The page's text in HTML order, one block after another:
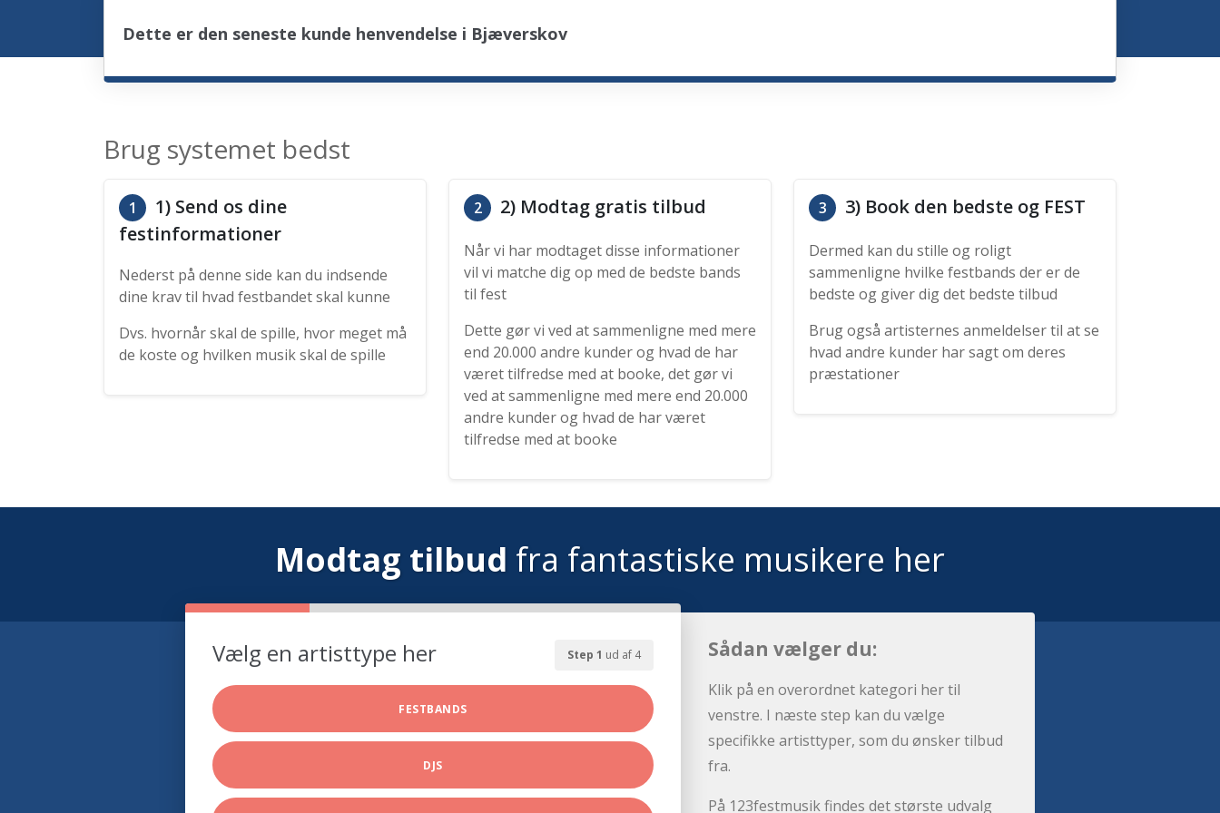
Dette er den seneste kunde henvendelse i Bjæverskov
Brug systemet bedst
1
1) Send os dine
festinformationer
Nederst på denne side kan du indsende
dine krav til hvad festbandet skal kunne
Dvs. hvornår skal de spille, hvor meget må
de koste og hvilken musik skal de spille
2 2) Modtag gratis tilbud
Når vi har modtaget disse informationer
vil vi matche dig op med de bedste bands
til fest
Dette gør vi ved at sammenligne med mere
end 20.000 andre kunder og hvad de har
været tilfredse med at booke, det gør vi
ved at sammenligne med mere end 20.000
andre kunder og hvad de har været
tilfredse med at booke
3 3) Book den bedste og FEST
Dermed kan du stille og roligt
sammenligne hvilke festbands der er de
bedste og giver dig det bedste tilbud
Brug også artisternes anmeldelser til at se
hvad andre kunder har sagt om deres
præstationer
Modtag tilbud fra fantastiske musikere her
Step 1 ud af 4
Vælg en artisttype her
FESTBANDS
DJS
Sådan vælger du:
Klik på en overordnet kategori her til
venstre. I næste step kan du vælge
specifikke artisttyper, som du ønsker tilbud
fra.
På 123festmusik findes det største udvalg